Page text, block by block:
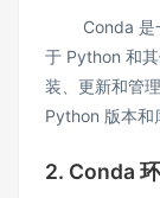
Conda 是一
于 Python 和
装、更新和管
Python 版本和
2. Conda